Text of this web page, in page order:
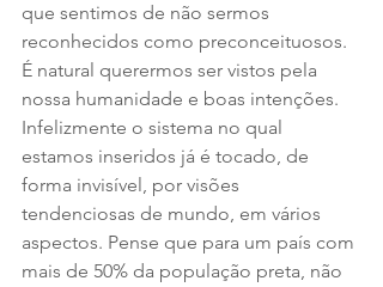
que sentimos de não sermos
reconhecidos como preconceituosos.
É natural querermos ser vistos pela
nossa humanidade e boas intenções.
Infelizmente o sistema no qual
estamos inseridos já é tocado, de
forma invisível, por visões
tendenciosas de mundo, em vários
aspectos. Pense que para um país com
mais de 50% da população preta, não